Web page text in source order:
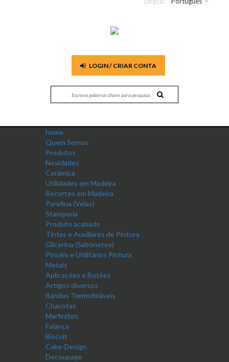
LOGIN / CRIAR CONTA
home
Quem Somos
Produtos
Novidades
Cerâmica
Utilidades em Madeira
Recortes em Madeira
Parafina (Velas)
Stamperia
Produto acabado
Tintas e Auxiliares de Pintura
Glicerina (Sabonetes)
Pincéis e Utilitários Pintura
Metais
Aplicações e Botões
Artigos diversos
Bandas Termofixáveis
Chacotas
Marfinites
Faiança
Biscuit
Cake-Design
Decoupage